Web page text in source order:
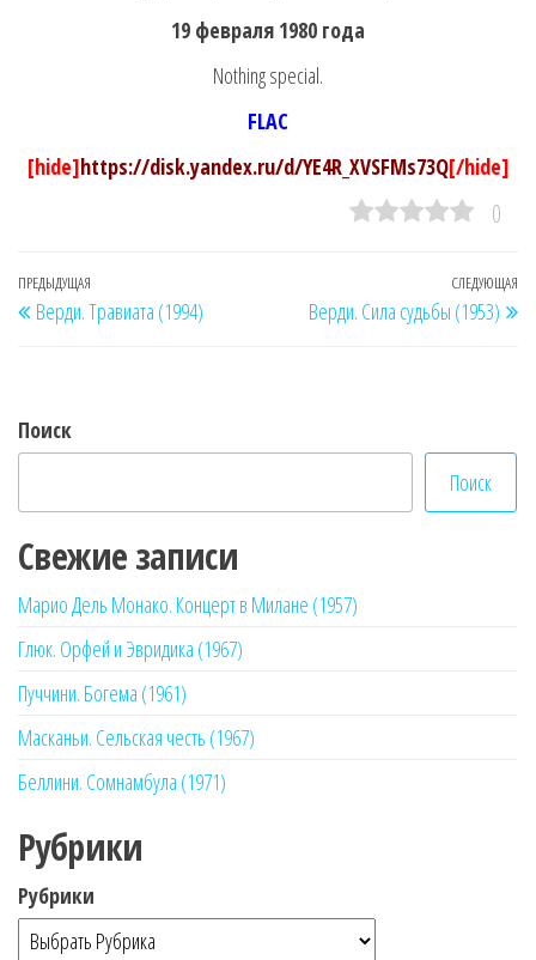
19 февраля 1980 года
Nothing special.
FLAC
[hide]https://disk.yandex.ru/d/YE4R_XVSFMs73Q[/hide]
0
Навигация
по
Предыдущая
запись
ПРЕДЫДУЩАЯ
Верди. Травиата (1994)
СЛЕДУЮЩАЯ
Верди. Сила судьбы (1953)
Поиск
Поиск
Свежие записи
Марио Дель Монако. Концерт в Милане (1957)
Глюк. Орфей и Эвридика (1967)
Пуччини. Богема (1961)
Масканьи. Сельская честь (1967)
Беллини. Сомнамбула (1971)
Рубрики
Рубрики